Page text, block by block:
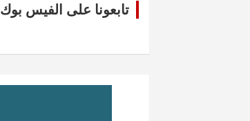
تابعونا على الفيس بوك